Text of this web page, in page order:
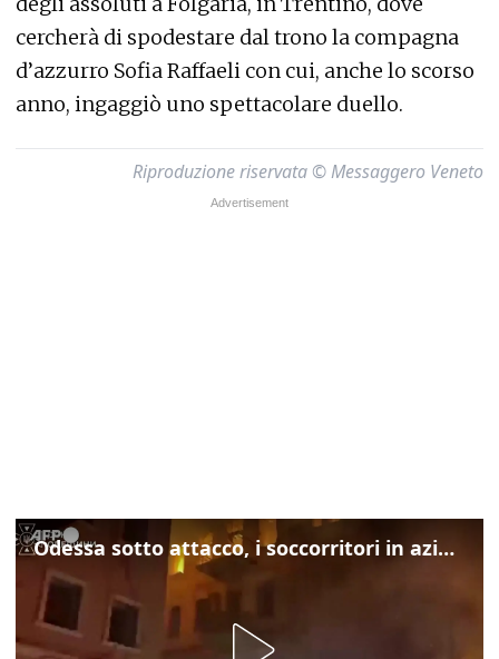
cercherà di spodestare dal trono la compagna
d’azzurro Sofia Raffaeli con cui, anche lo scorso
anno, ingaggiò uno spettacolare duello.
Riproduzione riservata © Messaggero Veneto
Odessa sotto attacco, i soccorritori in azione